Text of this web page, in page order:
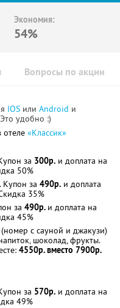
Экономия:
54%
Вопросы по акции
IOS или Android и
удобно :)
«Классик»
за 300р. и доплата на
50%
Купон за 490р. и доплата
35%
за 490р. и доплата на
45%
с сауной и джакузи)
шоколад, фрукты.
4550р. вместо 7900р.
за 570р. и доплата на
49%